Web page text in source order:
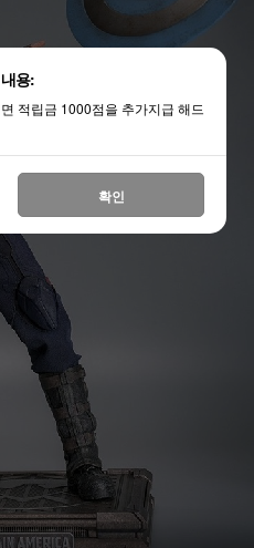
용:
적립금 1000점을 추가지급 해드
확인